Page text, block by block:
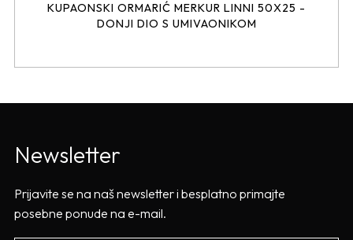
KUPAONSKI ORMARIĆ MERKUR LINNI 50X25 -
DONJI DIO S UMIVAONIKOM
Newsletter
Prijavite se na naš newsletter i besplatno primajte
posebne ponude na e-mail.